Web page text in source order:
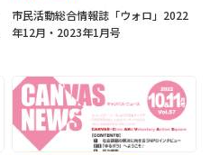
市民活動総合情報誌「ウォロ」2022
年12月・2023年1月号